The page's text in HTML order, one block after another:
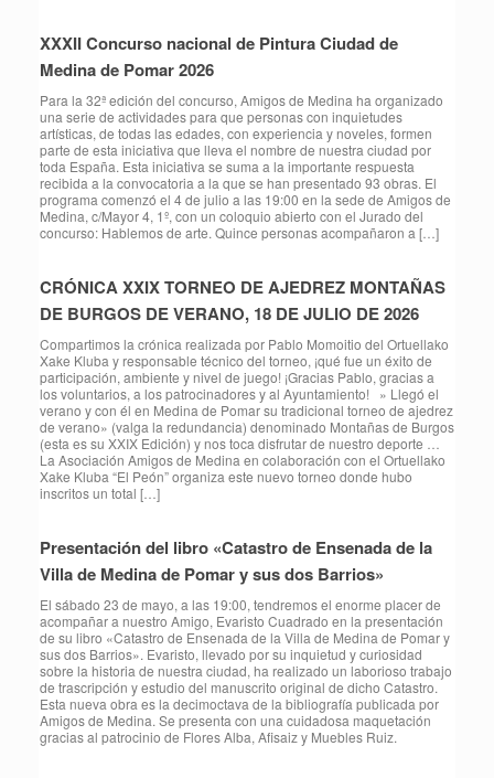
XXXII Concurso nacional de Pintura Ciudad de
Medina de Pomar 2026
Para la 32ª edición del concurso, Amigos de Medina ha organizado
una serie de actividades para que personas con inquietudes
artísticas, de todas las edades, con experiencia y noveles, formen
parte de esta iniciativa que lleva el nombre de nuestra ciudad por
toda España. Esta iniciativa se suma a la importante respuesta
recibida a la convocatoria a la que se han presentado 93 obras. El
programa comenzó el 4 de julio a las 19:00 en la sede de Amigos de
Medina, c/Mayor 4, 1º, con un coloquio abierto con el Jurado del
concurso: Hablemos de arte. Quince personas acompañaron a […]
CRÓNICA XXIX TORNEO DE AJEDREZ MONTAÑAS
DE BURGOS DE VERANO, 18 DE JULIO DE 2026
Compartimos la crónica realizada por Pablo Momoitio del Ortuellako
Xake Kluba y responsable técnico del torneo, ¡qué fue un éxito de
participación, ambiente y nivel de juego! ¡Gracias Pablo, gracias a
los voluntarios, a los patrocinadores y al Ayuntamiento! » Llegó el
verano y con él en Medina de Pomar su tradicional torneo de ajedrez
de verano» (valga la redundancia) denominado Montañas de Burgos
(esta es su XXIX Edición) y nos toca disfrutar de nuestro deporte …
La Asociación Amigos de Medina en colaboración con el Ortuellako
Xake Kluba “El Peón” organiza este nuevo torneo donde hubo
inscritos un total […]
Presentación del libro «Catastro de Ensenada de la
Villa de Medina de Pomar y sus dos Barrios»
El sábado 23 de mayo, a las 19:00, tendremos el enorme placer de
acompañar a nuestro Amigo, Evaristo Cuadrado en la presentación
de su libro «Catastro de Ensenada de la Villa de Medina de Pomar y
sus dos Barrios». Evaristo, llevado por su inquietud y curiosidad
sobre la historia de nuestra ciudad, ha realizado un laborioso trabajo
de trascripción y estudio del manuscrito original de dicho Catastro.
Esta nueva obra es la decimoctava de la bibliografía publicada por
Amigos de Medina. Se presenta con una cuidadosa maquetación
gracias al patrocinio de Flores Alba, Afisaiz y Muebles Ruiz.